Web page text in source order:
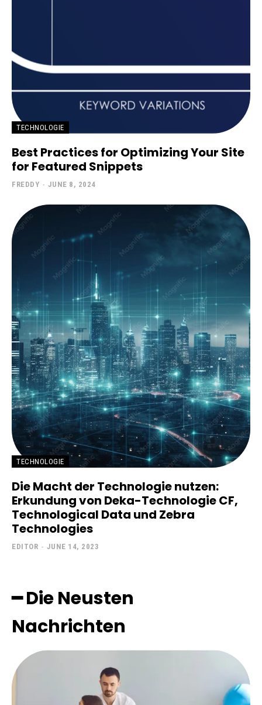
TECHNOLOGIE
Best Practices for Optimizing Your Site
for Featured Snippets
FREDDY - JUNE 8, 2024
TECHNOLOGIE
Die Macht der Technologie nutzen:
Erkundung von Deka-Technologie CF,
Technological Data und Zebra
Technologies
EDITOR - JUNE 14, 2023
━ Die Neusten
Nachrichten